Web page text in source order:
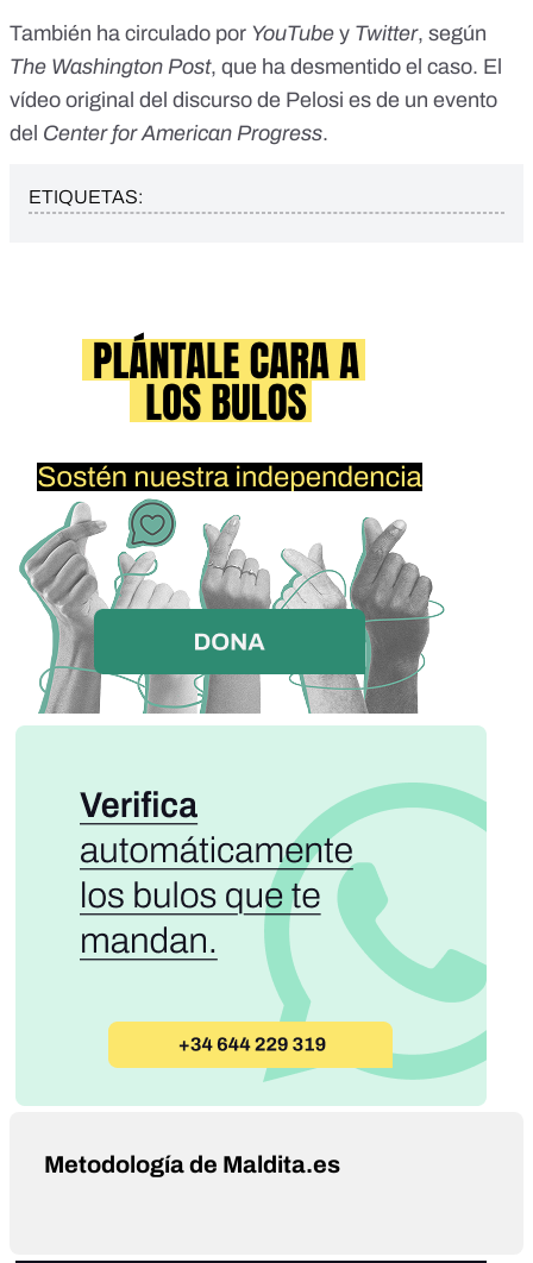
También ha circulado por YouTube y Twitter, según
The Washington Post, que ha desmentido el caso. El
vídeo original del discurso de Pelosi es de un evento
del Center for American Progress.
ETIQUETAS:
Metodología de Maldita.es